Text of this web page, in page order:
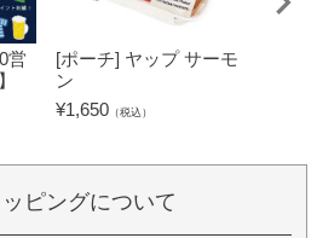
営
[ポーチ] ヤップ サーモ
ン
¥1,650 （税込）
ピングについて